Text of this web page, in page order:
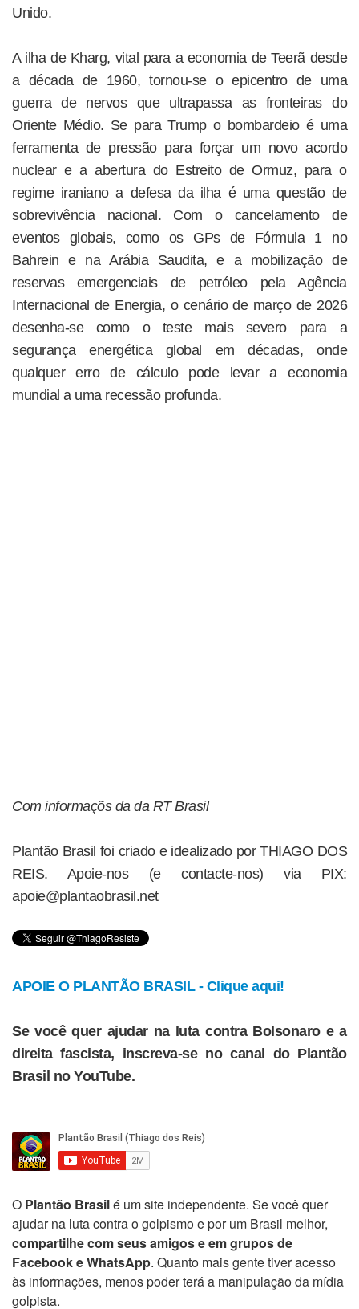
Unido.
A ilha de Kharg, vital para a economia de Teerã desde
a década de 1960, tornou-se o epicentro de uma
guerra de nervos que ultrapassa as fronteiras do
Oriente Médio. Se para Trump o bombardeio é uma
ferramenta de pressão para forçar um novo acordo
nuclear e a abertura do Estreito de Ormuz, para o
regime iraniano a defesa da ilha é uma questão de
sobrevivência nacional. Com o cancelamento de
eventos globais, como os GPs de Fórmula 1 no
Bahrein e na Arábia Saudita, e a mobilização de
reservas emergenciais de petróleo pela Agência
Internacional de Energia, o cenário de março de 2026
desenha-se como o teste mais severo para a
segurança energética global em décadas, onde
qualquer erro de cálculo pode levar a economia
mundial a uma recessão profunda.
Com informaçõs da da RT Brasil
Plantão Brasil foi criado e idealizado por THIAGO DOS
REIS. Apoie-nos (e contacte-nos) via PIX:
apoie@plantaobrasil.net
APOIE O PLANTÃO BRASIL - Clique aqui!
Se você quer ajudar na luta contra Bolsonaro e a
direita fascista, inscreva-se no canal do Plantão
Brasil no YouTube.
O Plantão Brasilé um site independente. Se você quer
ajudar na luta contra o golpismo e por um Brasil melhor,
compartilhe com seus amigos e em grupos de
Facebook e WhatsApp. Quanto mais gente tiver acesso
às informações, menos poder terá a manipulação da mídia
golpista.